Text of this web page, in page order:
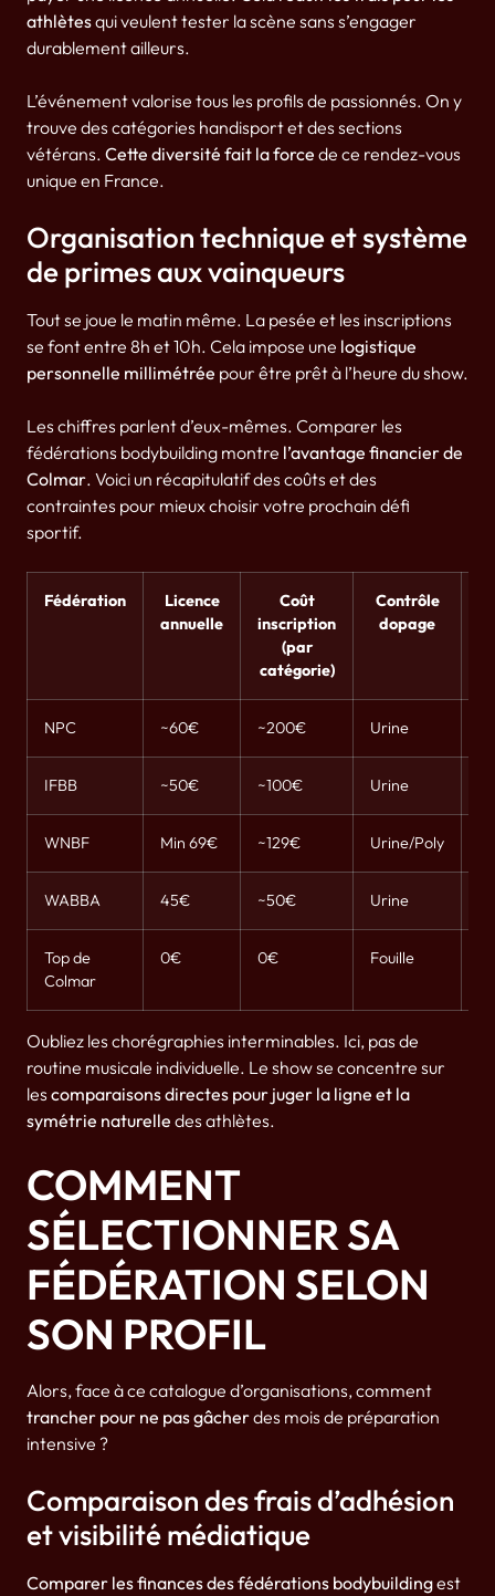
athlètesqui veulent tester la scène sans s’engager
durablement ailleurs.
L’événement valorise tous les profils de passionnés. On y
trouve des catégories handisport et des sections
vétérans. Cette diversité fait la force de ce rendez-vous
unique en France.
Organisation technique et système
de primes aux vainqueurs
Tout se joue le matin même. La pesée et les inscriptions
se font entre 8h et 10h. Cela impose une logistique
personnelle millimétrée pour être prêt à l’heure du show.
Les chiffres parlent d’eux-mêmes. Comparer les
fédérations bodybuilding montre l’avantage financier de
Colmar. Voici un récapitulatif des coûts et des
contraintes pour mieux choisir votre prochain défi
sportif.
Fédération
Licence
annuelle
Coût
inscription
(par
catégorie)
Contrôle
dopage
NPC ~60€ ~200€ Urine
IFBB ~50€ ~100€ Urine
WNBF Min 69€ ~129€ Urine/Poly
WABBA 45€ ~50€ Urine
Top de
Colmar
0€ 0€ Fouille
Oubliez les chorégraphies interminables. Ici, pas de
routine musicale individuelle. Le show se concentre sur
les comparaisons directes pour juger la ligne et la
symétrie naturelle des athlètes.
COMMENT
SÉLECTIONNER SA
FÉDÉRATION SELON
SON PROFIL
Alors, face à ce catalogue d’organisations, comment
trancher pour ne pas gâcherdes mois de préparation
intensive ?
Comparaison des frais d’adhésion
et visibilité médiatique
Comparer les finances des fédérations bodybuildingest